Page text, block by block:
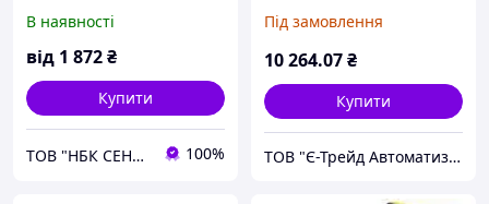
Turck
В наявності
від 1 872₴
Купити
ТОВ "НБК СЕНСОР" 100%
Під замовлення
10 264.07₴
Купити
ТОВ "Є-Трейд Автоматизація"